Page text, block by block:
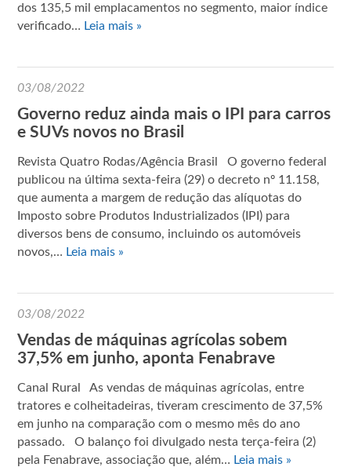
dos 135,5 mil emplacamentos no segmento, maior índice
verificado… Leia mais »
03/08/2022
Governo reduz ainda mais o IPI para carros
e SUVs novos no Brasil
Revista Quatro Rodas/Agência Brasil O governo federal
publicou na última sexta-feira (29) o decreto nº 11.158,
que aumenta a margem de redução das alíquotas do
Imposto sobre Produtos Industrializados (IPI) para
diversos bens de consumo, incluindo os automóveis
novos,… Leia mais »
03/08/2022
Vendas de máquinas agrícolas sobem
37,5% em junho, aponta Fenabrave
Canal Rural As vendas de máquinas agrícolas, entre
tratores e colheitadeiras, tiveram crescimento de 37,5%
em junho na comparação com o mesmo mês do ano
passado. O balanço foi divulgado nesta terça-feira (2)
pela Fenabrave, associação que, além… Leia mais »